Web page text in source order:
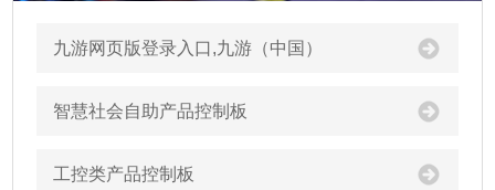
九游网页版登录入口,九游（中国）
智慧社会自助产品控制板
工控类产品控制板